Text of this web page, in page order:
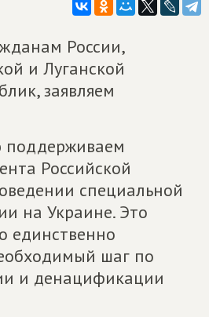
России,
и Луганской
заявляем
Российской
специальной
на Украине. Это
единственно
шаг по
и денацификации